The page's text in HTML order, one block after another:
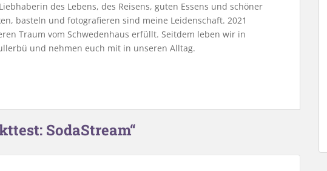
des Lebens, des Reisens, guten Essens und schöner
basteln und fotografieren sind meine Leidenschaft. 2021
Traum vom Schwedenhaus erfüllt. Seitdem leben wir in
und nehmen euch mit in unseren Alltag.
SodaStream“